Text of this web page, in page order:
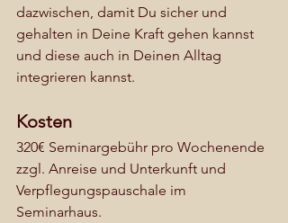
dazwischen, damit Du sicher und
gehalten in Deine Kraft gehen kannst
und diese auch in Deinen Alltag
integrieren kannst.
Kosten
320€ Seminargebühr pro Wochenende
zzgl. Anreise und Unterkunft und
Verpflegungspauschale im
Seminarhaus.